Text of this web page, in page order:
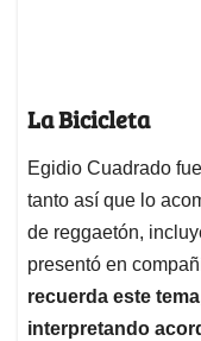
La Bicicleta
Egidio Cuadrado
tanto así que lo
de reggaetón,
presentó en
recuerda este
interpretando